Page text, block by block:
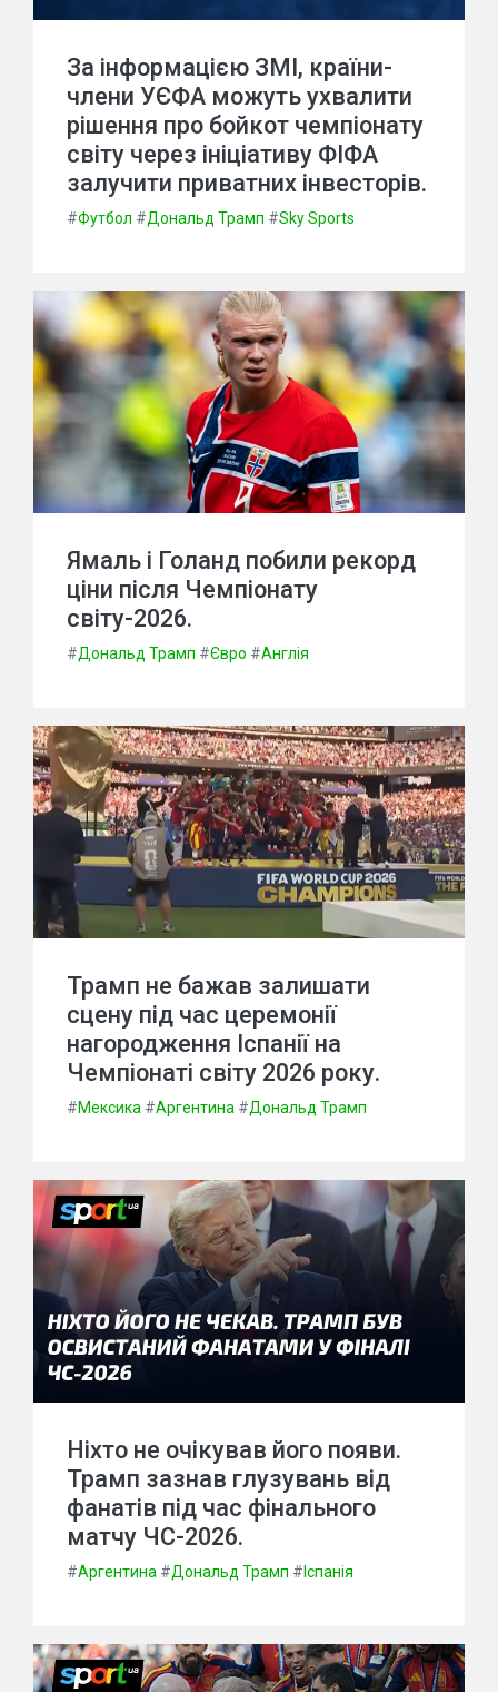
За інформацією ЗМІ, країни-
члени УЄФА можуть ухвалити
рішення про бойкот чемпіонату
світу через ініціативу ФІФА
залучити приватних інвесторів.
#Футбол #Дональд Трамп #Sky Sports
Ямаль і Голанд побили рекорд
ціни після Чемпіонату
світу-2026.
#Дональд Трамп #Євро #Англія
Трамп не бажав залишати
сцену під час церемонії
нагородження Іспанії на
Чемпіонаті світу 2026 року.
#Мексика #Аргентина #Дональд Трамп
Ніхто не очікував його появи.
Трамп зазнав глузувань від
фанатів під час фінального
матчу ЧС-2026.
#Аргентина #Дональд Трамп # Іспанія